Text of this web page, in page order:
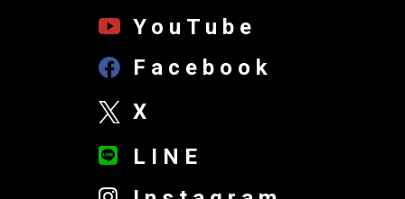
YouTube
Facebook
X
LINE